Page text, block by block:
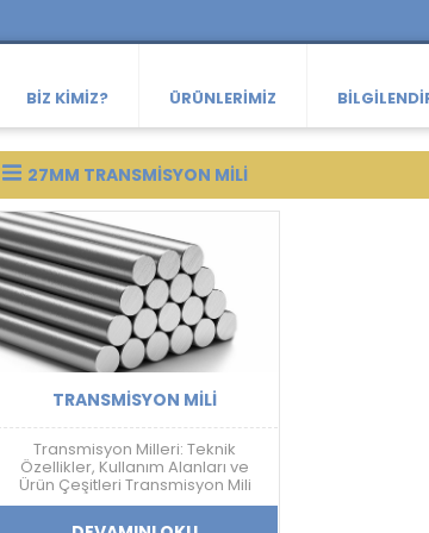
BIZ KIMIZ? ÜRÜNLERIMIZ
27MM TRANSMISYON MILI
TRANSMISYON MILI
Transmisyon Milleri: Teknik
Özellikler, Kullanım Alanları ve
Ürün Çeşitleri Transmisyon Mili
Nedir? Transmisyon mili; mekanik
güç aktarımı, doğrusal hareket